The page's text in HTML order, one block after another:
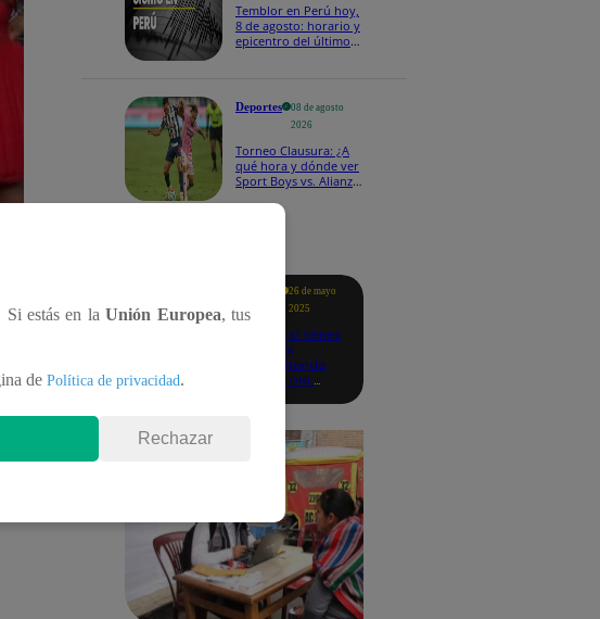
de
Temblor en Perú hoy,
8 de agosto: horario y
epicentro del último
Deportes
08 de agosto
2026
Torneo Clausura: ¿A
qué hora y dónde ver
Sport Boys vs. Alianza
26 de mayo
2025
Revisa si tienes
deudas
consultando
con tu DNI:
detalles
Si estás en laUnión Europea, tus
de Política de privacidad.
Rechazar